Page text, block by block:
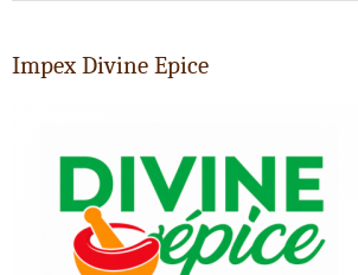
Impex Divine Epice